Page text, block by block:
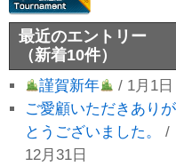
最近のエントリー
（新着10件）
謹賀新年
/ 1月1日
ご愛顧いただきありが
とうございました。
/
12月31日